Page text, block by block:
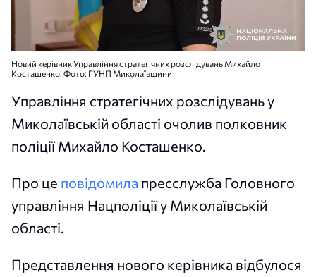
Новий керівник Управління стратегічних розслідувань Михайло
Косташенко. Фото: ГУНП Миколаївщини
Управління стратегічних розслідувань у
Миколаївській області очолив полковник
поліції Михайло Косташенко.
Про це повідомила пресслужба Головного
управління Нацполіції у Миколаївській
області.
Представлення нового керівника відбулося